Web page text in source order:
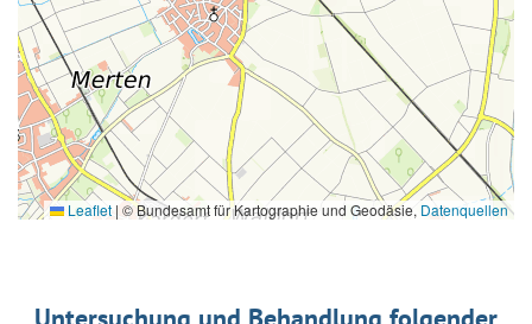
Leaflet | © Bundesamt für Kartographie und Geodäsie, Datenquellen